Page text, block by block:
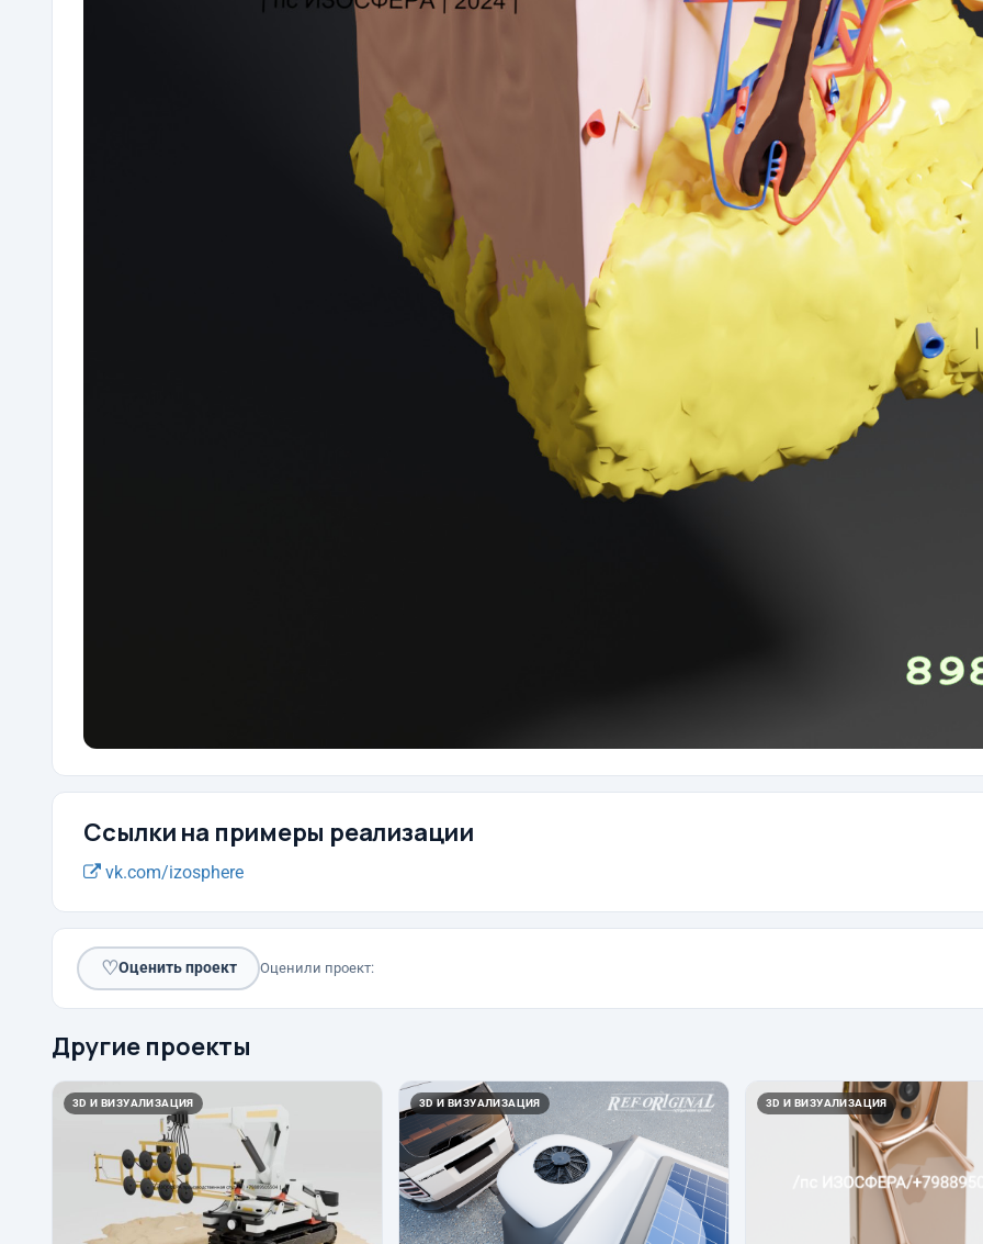
Ссылки на примеры реализации
vk.com/izosphere
♡Оценить проект Оценили проект:
Другие проекты
3D И ВИЗУАЛИЗАЦИЯ 3D И ВИЗУАЛИЗАЦИЯ 3D И ВИЗУАЛИЗАЦИЯ